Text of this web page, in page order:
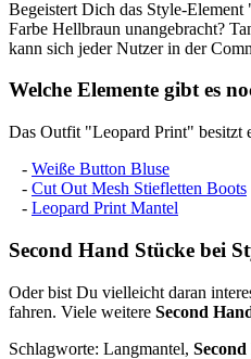
Begeistert Dich das Style-
Farbe Hellbraun unangebracht?
kann sich jeder Nutzer in der
Welche Elemente gibt es
Das Outfit "Leopard Print" besitzt
- Weiße Button Bluse
- Cut Out Mesh Stiefletten Boots
- Leopard Print Mantel
Second Hand Stücke bei
Oder bist Du vielleicht daran
fahren. Viele weitere Second
Schlagworte: Langmantel,